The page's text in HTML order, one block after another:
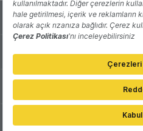
Hakkında
Katkıda Bulun